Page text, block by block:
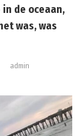
de oceaan,
was, was
admin